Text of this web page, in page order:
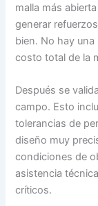
malla más
generar
bien. No hay
costo total de la
Después se
campo. Esto
tolerancias de
diseño muy
condiciones de
asistencia
críticos.